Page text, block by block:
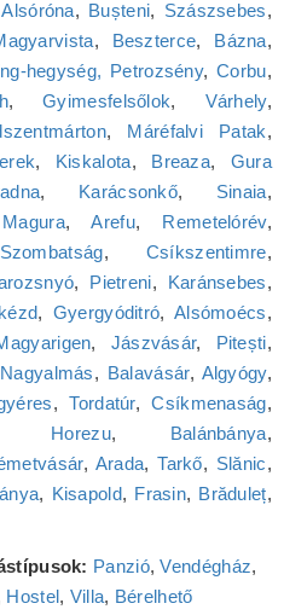
Alsóróna, Bușteni, Szászsebes,
, Beszterce, Bázna,
hegység, Petrozsény,Corbu,
,Gyimesfelsőlok, Várhely,
, Máréfalvi Patak,
, Kiskalota, Breaza, Gura
, Karácsonkő, Sinaia,
Magura,Arefu, Remetelórév,
Szombatság, Csíkszentimre,
, Pietreni, Karánsebes,
, Gyergyóditró, Alsómoécs,
, Jászvásár, Pitești,
Nagyalmás, Balavásár, Algyógy,
,Tordatúr,Csíkmenaság,
Horezu, Balánbánya,
, Arada,Tarkő, Slănic,
, Kisapold, Frasin, Brăduleț,
Panzió,Vendégház,
Hostel, Villa, Bérelhető